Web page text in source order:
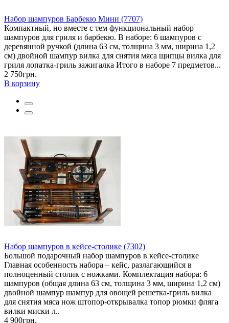
Набор шампуров Барбекю Мини (7707)
Компактный, но вместе с тем функциональный набор
шампуров для гриля и барбекю. В наборе: 6 шампуров с
деревянной ручкой (длина 63 см, толщина 3 мм, ширина 1,2
см) двойной шампур вилка для снятия мяса щипцы вилка для
гриля лопатка-гриль зажигалка Итого в наборе 7 предметов...
2 750грн.
В корзину
Набор шампуров в кейсе-столике (7302)
Большой подарочный набор шампуров в кейсе-столике
Главная особенность набора – кейс, разлагающийся в
полноценный столик с ножками. Комплектация набора: 6
шампуров (общая длина 63 см, толщина 3 мм, ширина 1,2 см)
двойной шампур шампур для овощей решетка-гриль вилка
для снятия мяса нож штопор-открывалка топор рюмки фляга
вилки миски л..
4 900грн.